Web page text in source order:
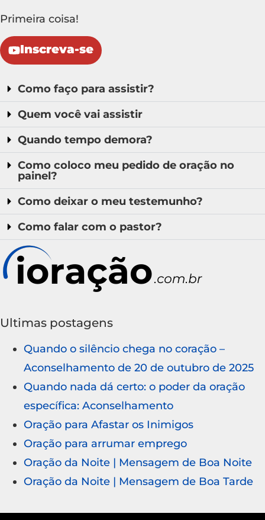
Primeira coisa!
Inscreva-se
Como faço para assistir?
Quem você vai assistir
Quando tempo demora?
Como coloco meu pedido de oração no
painel?
Como deixar o meu testemunho?
Como falar com o pastor?
Ultimas postagens
Quando o silêncio chega no coração –
Aconselhamento de 20 de outubro de 2025
Quando nada dá certo: o poder da oração
específica: Aconselhamento
Oração para Afastar os Inimigos
Oração para arrumar emprego
Oração da Noite | Mensagem de Boa Noite
Oração da Noite | Mensagem de Boa Tarde